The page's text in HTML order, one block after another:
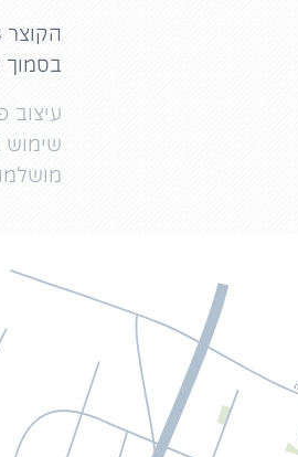
בסמוך
עיצוב
שימוש